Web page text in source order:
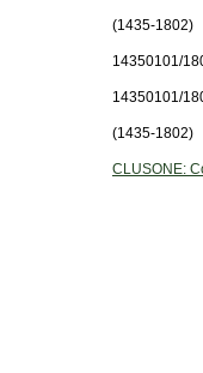
(1435-1802)
14350101/
14350101/
(1435-1802)
CLUSONE: